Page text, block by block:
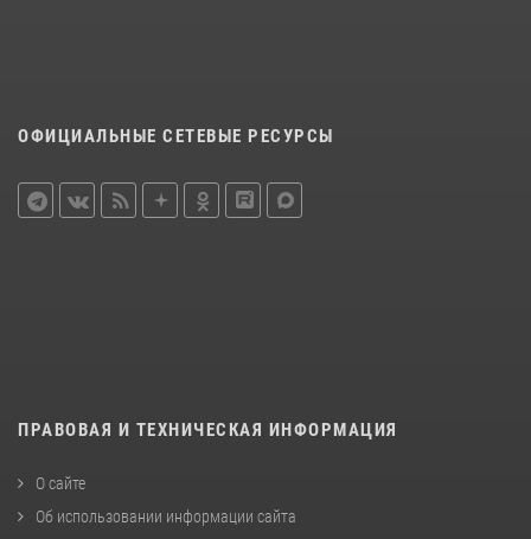
ОФИЦИАЛЬНЫЕ СЕТЕВЫЕ РЕСУРСЫ
ПРАВОВАЯ И ТЕХНИЧЕСКАЯ ИНФОРМАЦИЯ
О сайте
Об использовании информации сайта